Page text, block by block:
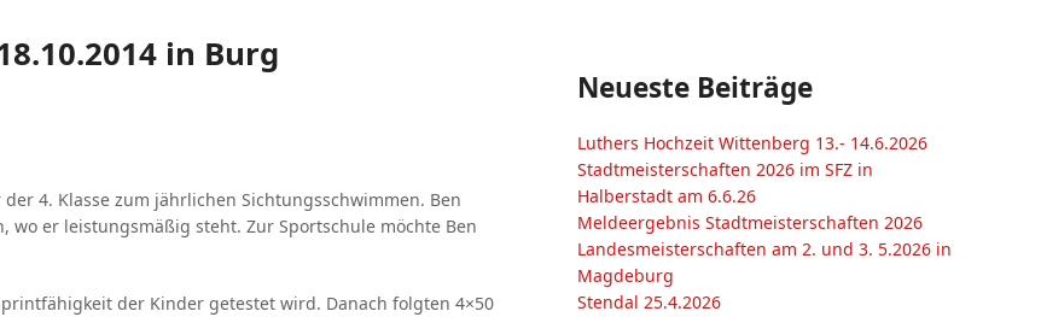
in Burg
4. Klasse zum jährlichen Sichtungsschwimmen. Ben
wo er leistungsmäßig steht. Zur Sportschule möchte Ben
der Kinder getestet wird. Danach folgten 4×50
Neueste Beiträge
Luthers Hochzeit Wittenberg 13.- 14.6.2026
Stadtmeisterschaften 2026 im SFZ in
Halberstadt am 6.6.26
Meldeergebnis Stadtmeisterschaften 2026
Landesmeisterschaften am 2. und 3. 5.2026 in
Magdeburg
Stendal 25.4.2026